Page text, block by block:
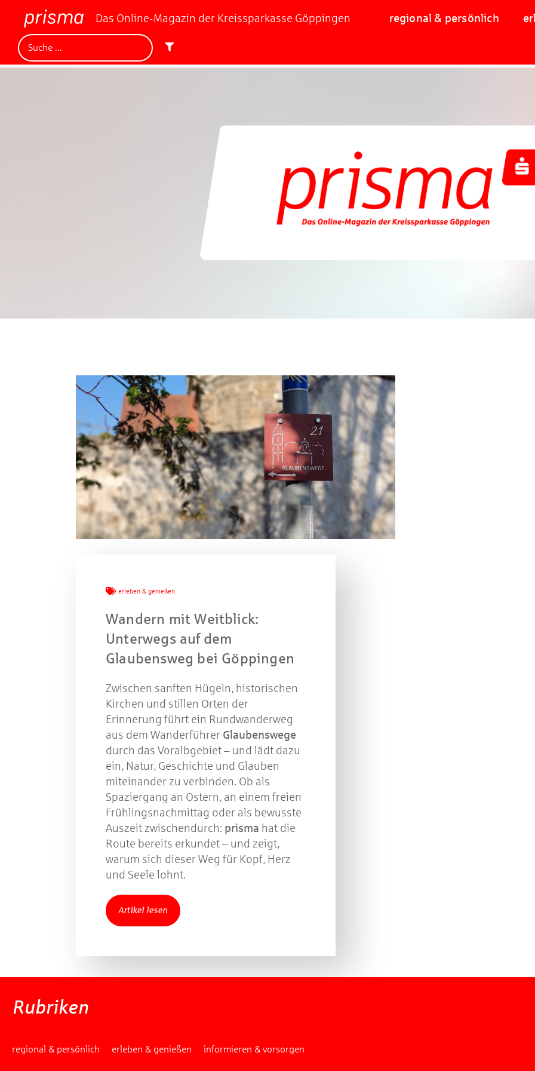
Das Online-Magazin der Kreissparkasse Göppingen regional & persönlich
erleben & genießen
Wandern mit Weitblick:
Unterwegs auf dem
Glaubensweg bei Göppingen
Zwischen sanften Hügeln, historischen
Kirchen und stillen Orten der
Erinnerung führt ein Rundwanderweg
aus dem Wanderführer Glaubenswege
durch das Voralbgebiet – und lädt dazu
ein, Natur, Geschichte und Glauben
miteinander zu verbinden. Ob als
Spaziergang an Ostern, an einem freien
Frühlingsnachmittag oder als bewusste
Auszeit zwischendurch: prisma hat die
Route bereits erkundet – und zeigt,
warum sich dieser Weg für Kopf, Herz
und Seele lohnt.
Artikel lesen
Rubriken
regional & persönlich erleben & genießen informieren & vorsorgen
Jetzt mitmachen und
Welches Jubiläum feiert die Kreissparkasse